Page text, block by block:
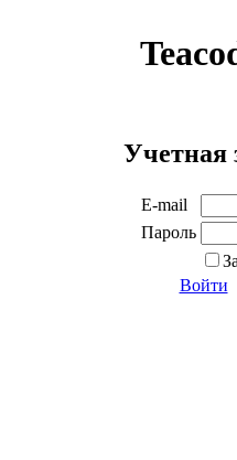
Учетная
E-mail
Пароль
Войти